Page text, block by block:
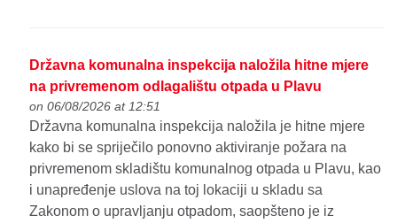
Državna komunalna inspekcija naložila hitne mjere
na privremenom odlagalištu otpada u Plavu
on 06/08/2026 at 12:51
Državna komunalna inspekcija naložila je hitne mjere
kako bi se spriječilo ponovno aktiviranje požara na
privremenom skladištu komunalnog otpada u Plavu, kao
i unapređenje uslova na toj lokaciji u skladu sa
Zakonom o upravljanju otpadom, saopšteno je iz